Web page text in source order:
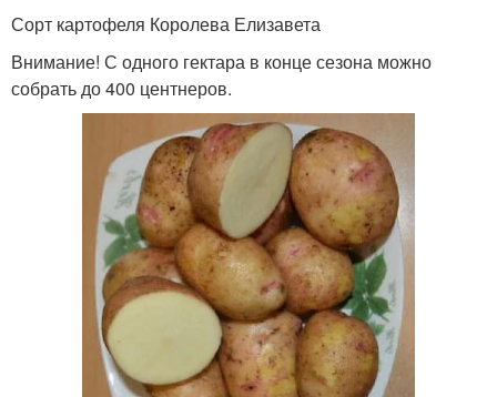
Сорт картофеля Королева Елизавета
Внимание! С одного гектара в конце сезона можно
собрать до 400 центнеров.